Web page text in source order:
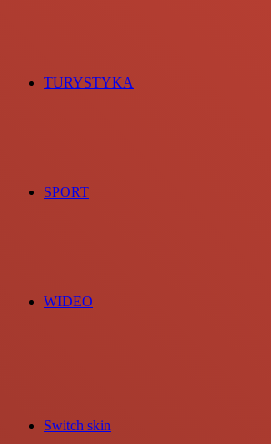
TURYSTYKA
SPORT
WIDEO
Switch skin